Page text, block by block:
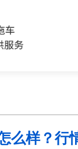
么样？行